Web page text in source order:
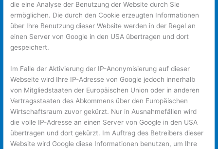
die eine Analyse der Benutzung der Website durch Sie
ermöglichen. Die durch den Cookie erzeugten Informationen
über Ihre Benutzung dieser Website werden in der Regel an
einen Server von Google in den USA übertragen und dort
gespeichert.
Im Falle der Aktivierung der IP-Anonymisierung auf dieser
Webseite wird Ihre IP-Adresse von Google jedoch innerhalb
von Mitgliedstaaten der Europäischen Union oder in anderen
Vertragsstaaten des Abkommens über den Europäischen
Wirtschaftsraum zuvor gekürzt. Nur in Ausnahmefällen wird
die volle IP-Adresse an einen Server von Google in den USA
übertragen und dort gekürzt. Im Auftrag des Betreibers dieser
Website wird Google diese Informationen benutzen, um Ihre